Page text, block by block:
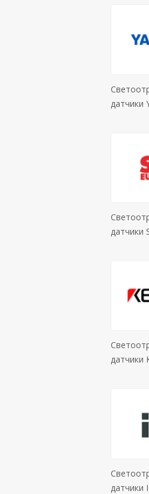
датчики
датчики
датчики
датчики